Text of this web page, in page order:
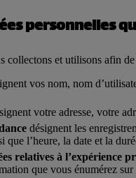
personnelles
collectons et utilisons afin
vos nom, nom
votre adresse, votre
désignent les
que l’heure, la date et la
relatives à l’expérience
que vous énumérez